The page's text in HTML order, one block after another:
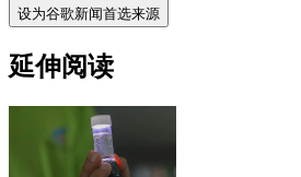
设为谷歌新闻首选来源
延伸阅读